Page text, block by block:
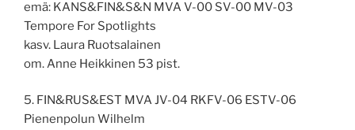
emä: KANS&FIN&S&N MVA V-00 SV-00 MV-03
Tempore For Spotlights
kasv. Laura Ruotsalainen
om. Anne Heikkinen 53 pist.
5. FIN&RUS&EST MVA JV-04 RKFV-06 ESTV-06
Pienenpolun Wilhelm